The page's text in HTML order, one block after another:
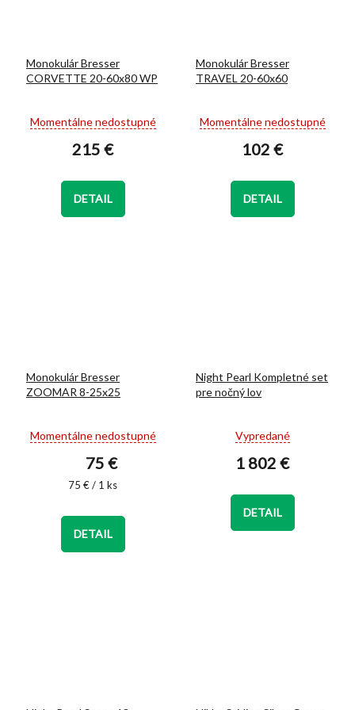
Monokulár Bresser
CORVETTE 20-60x80 WP
Priemerné
hodnotenie
produktu
z
5
Momentálne nedostupné
215 €
DETAIL
Monokulár Bresser
TRAVEL 20-60x60
Priemerné
hodnotenie
produktu
z
5
Momentálne nedostupné
102 €
DETAIL
Monokulár Bresser
ZOOMAR 8-25x25
Priemerné
hodnotenie
produktu
5,0
hviezdičiek.
Momentálne nedostupné
75 €
Jednotková
75 € / 1 ks
DETAIL
Night Pearl Kompletné set
pre nočný lov
Priemerné
hodnotenie
produktu
5,0
z
Vypredané
1 802 €
DETAIL